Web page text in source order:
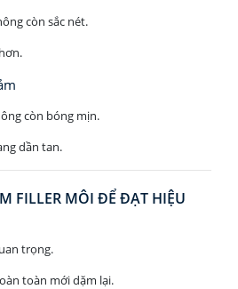
còn sắc nét.
còn bóng mịn.
dần tan.
FILLER MÔI ĐỂ ĐẠT HIỆU
trọng.
toàn mới dặm lại.